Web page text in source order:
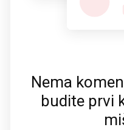
Nema
budite prvi